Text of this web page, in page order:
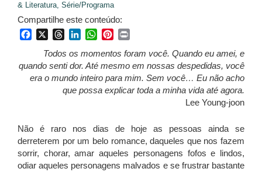
& Literatura, Série/Programa
Compartilhe este conteúdo:
FacebookThreadsLinkedInWhatsApp
Pinterest
Todos os momentos foram você. Quando eu amei, e
quando senti dor. Até mesmo em nossas despedidas, você
era o mundo inteiro para mim. Sem você… Eu não acho
que possa explicar toda a minha vida até agora.
Lee Young-joon
Não é raro nos dias de hoje as pessoas ainda se
derreterem por um belo romance, daqueles que nos fazem
sorrir, chorar, amar aqueles personagens fofos e lindos,
odiar aqueles personagens malvados e se frustrar bastante